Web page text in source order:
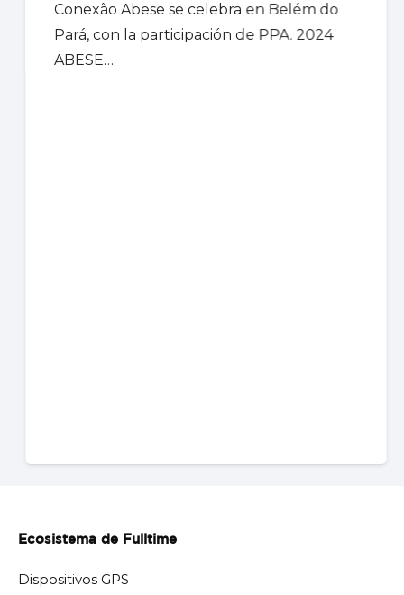
Conexão Abese se celebra en Belém do
Pará, con la participación de PPA. 2024
ABESE…
Ecosistema de Fulltime
Dispositivos GPS